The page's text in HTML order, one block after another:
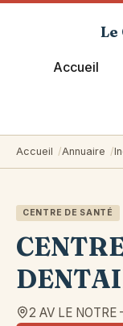
Accueil
Accueil Annuaire
CENTRE DE SANTÉ
2 AV LE NOTRE